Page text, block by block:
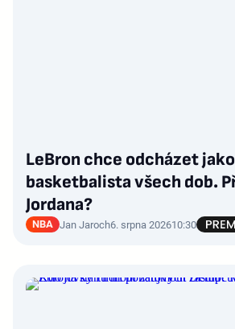
LeBron chce odcházet
basketbalista všech dob.
Jordana?
NBA Jan Jaroch6. srpna 202610:30